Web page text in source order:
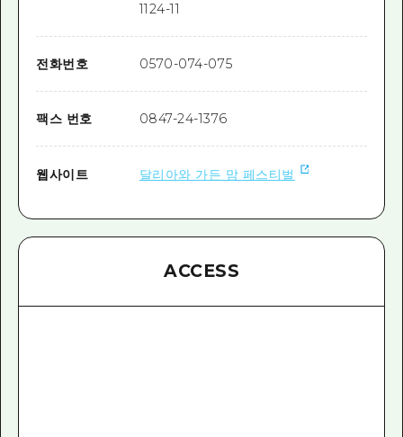
1124-11
전화번호 0570-074-075
팩스 번호 0847-24-1376
웹사이트 달리아와 가든 맘 페스티벌
ACCESS